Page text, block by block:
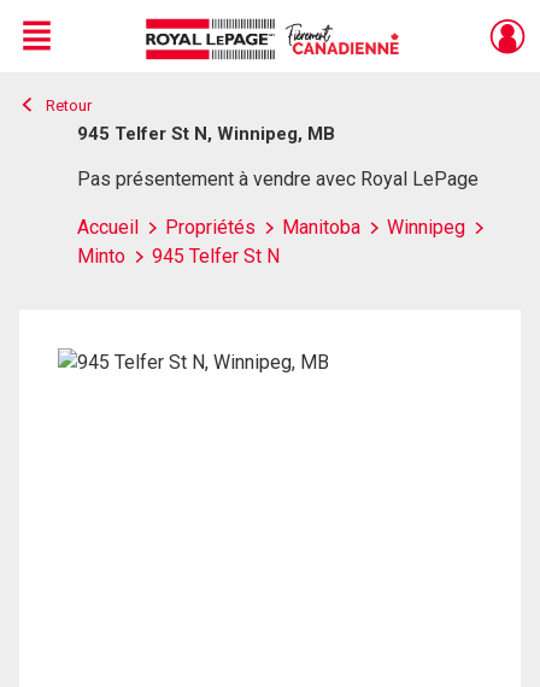
Live
En Direct
Menu
Retour
945 Telfer St N, Winnipeg, MB
Pas présentement à vendre avec Royal LePage
Accueil Propriétés Manitoba
Winnipeg
Minto
945 Telfer St N